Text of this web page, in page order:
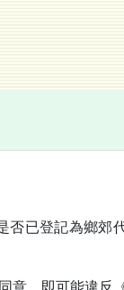
已登記為鄉郊
，即可能違反